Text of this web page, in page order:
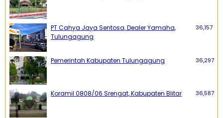
PT Cahya Jaya Sentosa, Dealer Yamaha,
Tulungagung
36,157
Pemerintah Kabupaten Tulungagung 36,297
Koramil 0808/06 Srengat, Kabupaten Blitar 36,587